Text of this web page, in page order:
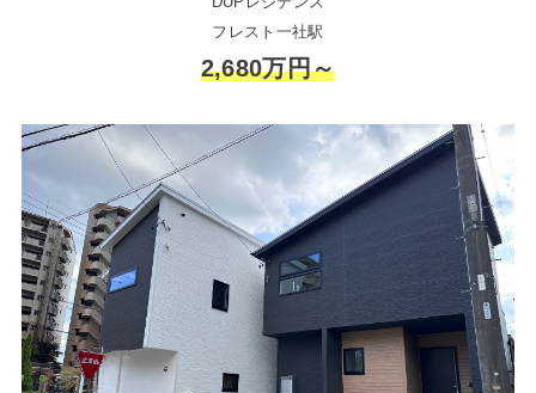
フレスト一社駅
2,680万円～